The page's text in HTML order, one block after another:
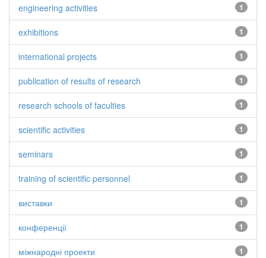
1
engineering activities
1
exhibitions
1
international projects
1
publication of results of research
1
research schools of faculties
1
scientific activities
1
seminars
1
training of scientific personnel
1
виставки
1
конференції
1
міжнародні проекти